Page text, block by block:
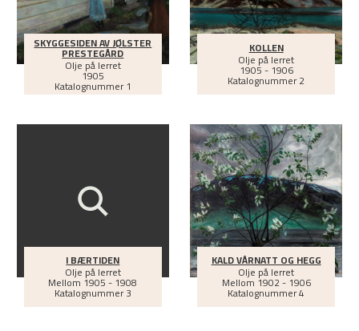
SKYGGESIDEN AV JØLSTER
PRESTEGÅRD
Olje på lerret
1905
Katalognummer 1
KOLLEN
Olje på lerret
1905 - 1906
Katalognummer 2
I BÆRTIDEN
Olje på lerret
Mellom 1905 - 1908
Katalognummer 3
KALD VÅRNATT OG HEGG
Olje på lerret
Mellom 1902 - 1906
Katalognummer 4